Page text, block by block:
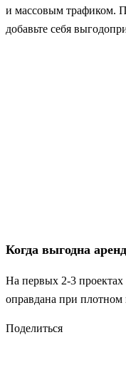
и массовым трафиком.
добавьте себя
Когда выгодна
На первых 2-3
оправдана при плотном
Поделиться